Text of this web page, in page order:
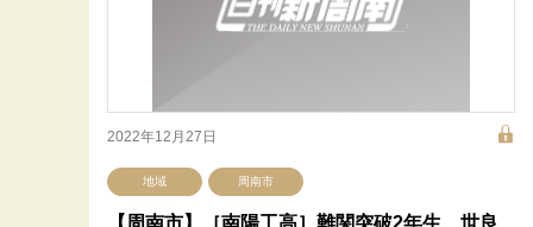
2022年12月27日
地域 周南市
【周南市】［南陽工高］難関突破2年生 世良